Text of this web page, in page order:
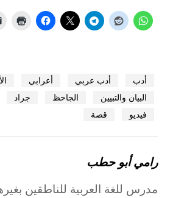
أدب أدب عربي أعرابي
البيان والتبيين
الجاحظ جراد
فيديو
قصة
رامي أبو حطب
مدرس للغة العربية للناطقين